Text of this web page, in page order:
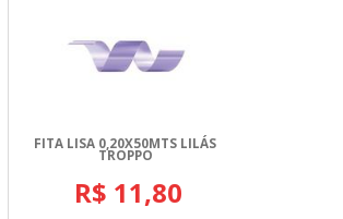
FITA LISA 0,20X50MTS LILÁS
TROPPO
R$ 11,80